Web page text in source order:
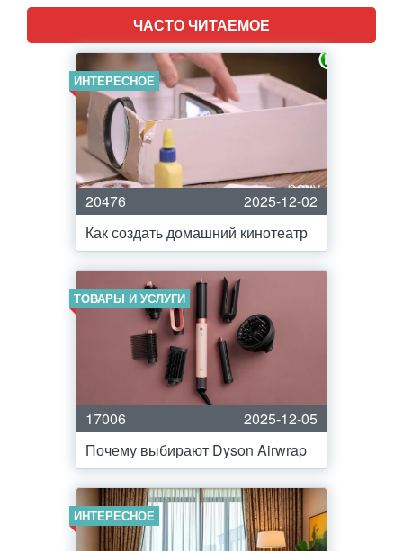
ЧАСТО ЧИТАЕМОЕ
ИНТЕРЕСНОЕ
20476
2025-12-02
Как создать домашний кинотеатр
ТОВАРЫ И УСЛУГИ
17006
2025-12-05
Почему выбирают Dyson Airwrap
ИНТЕРЕСНОЕ